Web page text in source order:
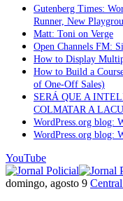
Gutenberg Times:
Runner, New
Matt: Toni on Verge
Open Channels FM:
How to Display
How to Build a
of One-Off Sales)
SERÁ QUE A
COLMATAR A
WordPress.org blog:
WordPress.org blog:
YouTube
domingo, agosto 9